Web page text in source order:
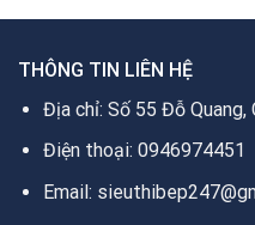
THÔNG TIN LIÊN HỆ
Địa chỉ: Số 55 Đỗ Quang,
Điện thoại: 0946974451
Email: